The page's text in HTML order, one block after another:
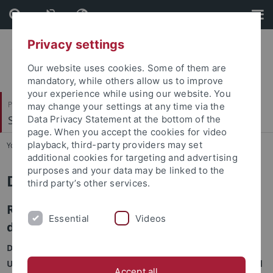
Skip
to
content
Skip
to
footer
Philosophische Fakultät
Seminar für Allgemeine Rhetorik
You are here: Startseite ... Rede 2015
Die Rede des Jahres 2015
Rainald Goetz: Büchner-Preis-Rede sowie
die zugehörige Laudatio von Jürgen Kaube
Das Seminar für Allgemeine Rhetorik der Eberhard Karls
Universität Tübingen hat die Büchner-Preis-Rede von Rainald
Privacy settings
Our website uses cookies. Some of them are
mandatory, while others allow us to improve
your experience while using our website. You
may change your settings at any time via the
Data Privacy Statement at the bottom of the
page. When you accept the cookies for video
playback, third-party providers may set
additional cookies for targeting and advertising
purposes and your data may be linked to the
third party’s other services.
Essential Videos